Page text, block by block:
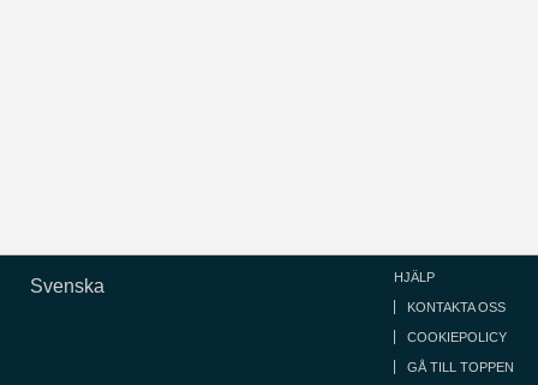
Svenska HJÄLP
KONTAKTA OSS
COOKIEPOLICY
GÅ TILL TOPPEN